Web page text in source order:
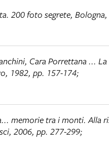
200 foto segrete,
Cara Porrettana ...
1982, pp. 157-174;
memorie tra i monti. Alla
2006, pp. 277-299;